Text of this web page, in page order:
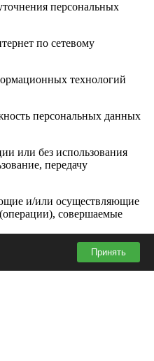
персональных
по сетевому
технологий
персональных данных
или без использования
передачу
и/или осуществляющие
совершаемые
предоставлен
Принять